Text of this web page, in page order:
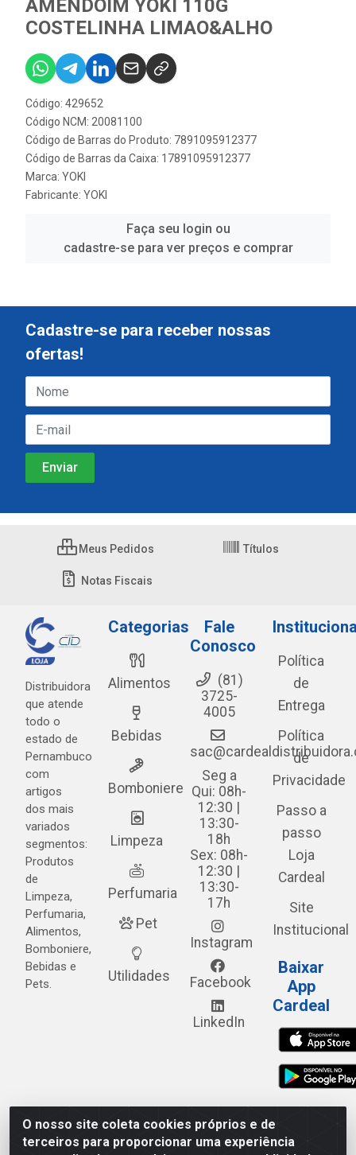
AMENDOIM YOKI 110G
COSTELINHA LIMAO&ALHO
Código: 429652
Código NCM: 20081100
Código de Barras do Produto: 7891095912377
Código de Barras da Caixa: 17891095912377
Marca: YOKI
Fabricante: YOKI
Faça seu login ou
cadastre-se para ver preços e comprar
O nosso site coleta cookies próprios e de
terceiros para proporcionar uma experiência
Cadastre-se para receber nossas
ofertas!
Meus Pedidos Títulos
Notas Fiscais
Distribuidora
que atende
todo o
estado de
Pernambuco
com
artigos
dos mais
variados
segmentos:
Produtos
de
Limpeza,
Perfumaria,
Alimentos,
Bomboniere,
Bebidas e
Pets.
Categorias
Alimentos
Bebidas
Bomboniere
Limpeza
Perfumaria
Pet
Utilidades
Fale
Conosco
(81)
3725-
4005
Seg a
Qui: 08h-
12:30 |
13:30-
18h
Sex: 08h-
12:30 |
13:30-
17h
Instagram
Facebook
LinkedIn
Política
de
Entrega
Política
de
Privacidade
Passo a
passo
Loja
Cardeal
Site
Institucional
Baixar
App
Cardeal
Cardeal Distribuidora - Estrada Alto do Moura, 582 - Alto
do Moura - Caruaru/PE - CEP 55.040-120 - CNPJ